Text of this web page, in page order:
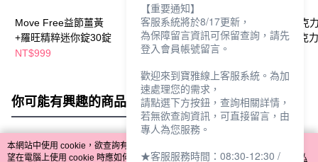
Move Free益節薑黃
+羅旺精粹迷你錠30錠
NT$999
挺立關鍵迷你錠30錠
NT$979
迷你奧利奧巧克
餅乾61.3g-巧克力
你可能有興趣的商品 全站排行
熱門標籤
本網站中使用 cookie，欲查詢有關本網站使用 cookie 方式之詳情，及若您不希
望在電腦上使用 cookie 時應如何變更電腦的 cookie 設定，請參閱本網站「
隱私
【重要通知】
客服系統將於8/17更新，
為保障留言資訊可保留查詢，請先
登入會員帳號留言。
歡迎來到寶雅線上客服系統。為加
速處理您的需求，
請點選下方按鈕，查詢相關詳情，
若無欲查詢資訊，可直接留言，由
專人為您服務。
★客服服務時間：08:30-12:30 /